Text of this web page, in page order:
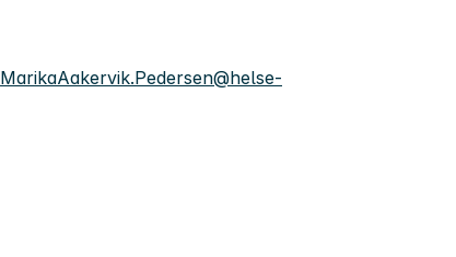
MarikaAakervik.Pedersen@helse-